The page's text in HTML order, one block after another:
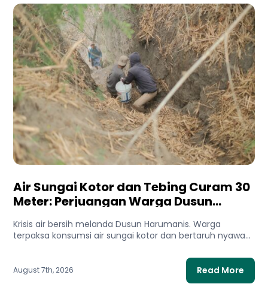
Air Sungai Kotor dan Tebing Curam 30
Meter: Perjuangan Warga Dusun
Krisis air bersih melanda Dusun Harumanis. Warga
terpaksa konsumsi air sungai kotor dan bertaruh nyawa
August 7th, 2026 Read More